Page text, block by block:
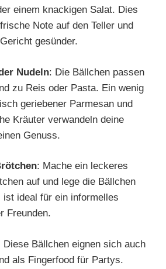
einem knackigen Salat. Dies
Note auf den Teller und
gesünder.
Nudeln: Die Bällchen passen
zu Reis oder Pasta. Ein wenig
geriebener Parmesan und
Kräuter verwandeln deine
Genuss.
: Mache ein leckeres
auf und lege die Bällchen
ist ideal für ein informelles
Freunden.
Diese Bällchen eignen sich auch
als Fingerfood für Partys.